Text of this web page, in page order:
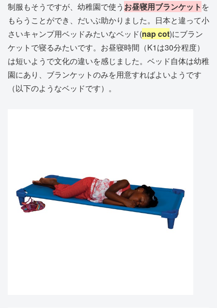
制服もそうですが、幼稚園で使う お昼寝用ブランケット を
もらうことができ、だいぶ助かりました。日本と違って小
さいキャンプ用ベッドみたいなベッド(nap cot)にブラン
ケットで寝るみたいです。お昼寝時間（K1は30分程度）
は短いようで文化の違いを感じました。ベッド自体は幼稚
園にあり、ブランケットのみを用意すればよいようです
（以下のようなベッドです）。